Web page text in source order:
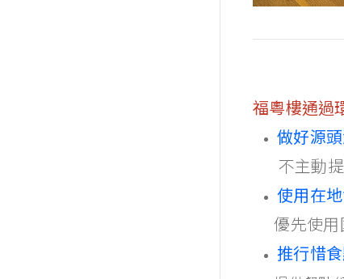
福粵樓通過
做好源
不主動提
使用在
優先使用
推行惜